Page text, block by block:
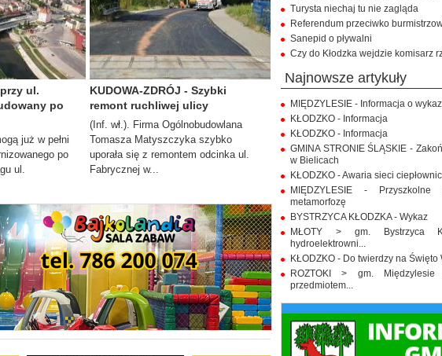
ul.
po
już w pełni
po
ul.
KUDOWA-ZDRÓJ - Szybki
remont ruchliwej ulicy
(Inf. wł.). Firma Ogólnobudowlana
Tomasza Matyszczyka szybko
uporała się z remontem odcinka ul.
Fabrycznej w...
Turysta niechaj tu nie zagląda
Referendum przeciwko
Sanepid o pływalni
Czy do Kłodzka wejdzie komisarz
najnowsze artykuły
MIĘDZYLESIE - Informacja o
KŁODZKO - Informacja
KŁODZKO - Informacja
GMINA STRONIE ŚLĄSKIE -
w Bielicach
KŁODZKO - Awaria sieci
MIĘDZYLESIE - Przyszkolne
metamorfozę
BYSTRZYCA KŁODZKA - Wykaz
MŁOTY > gm. Bystrzyca
hydroelektrowni...
KŁODZKO - Do twierdzy na
ROZTOKI > gm.
przedmiotem...